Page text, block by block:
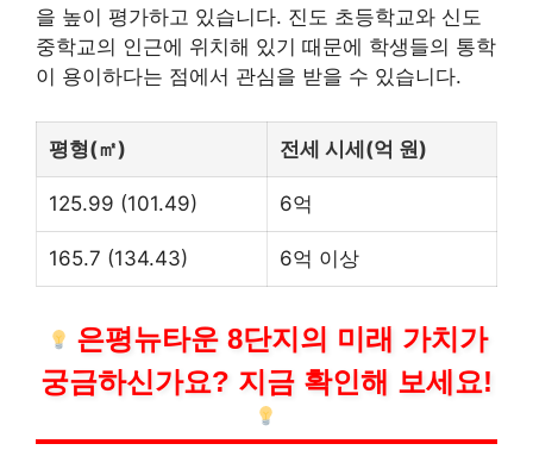
을 높이 평가하고 있습니다. 진도 초등학교와 신도
중학교의 인근에 위치해 있기 때문에 학생들의 통학
이 용이하다는 점에서 관심을 받을 수 있습니다.
평형(㎡) 전세 시세(억 원)
125.99 (101.49) 6억
165.7 (134.43) 6억 이상
은평뉴타운 8단지의 미래 가치가
궁금하신가요? 지금 확인해 보세요!